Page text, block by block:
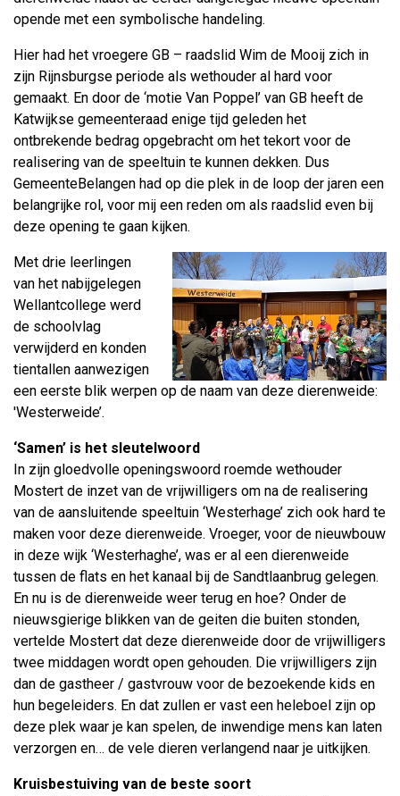
opende met een symbolische handeling.
Hier had het vroegere GB – raadslid Wim de Mooij zich in
zijn Rijnsburgse periode als wethouder al hard voor
gemaakt. En door de ‘motie Van Poppel’ van GB heeft de
Katwijkse gemeenteraad enige tijd geleden het
ontbrekende bedrag opgebracht om het tekort voor de
realisering van de speeltuin te kunnen dekken. Dus
GemeenteBelangen had op die plek in de loop der jaren een
belangrijke rol, voor mij een reden om als raadslid even bij
deze opening te gaan kijken.
Met drie leerlingen
van het nabijgelegen
Wellantcollege werd
de schoolvlag
verwijderd en konden
tientallen aanwezigen
een eerste blik werpen op de naam van deze dierenweide:
'Westerweide’.
‘Samen’ is het sleutelwoord
In zijn gloedvolle openingswoord roemde wethouder
Mostert de inzet van de vrijwilligers om na de realisering
van de aansluitende speeltuin ‘Westerhage’ zich ook hard te
maken voor deze dierenweide. Vroeger, voor de nieuwbouw
in deze wijk ‘Westerhaghe’, was er al een dierenweide
tussen de flats en het kanaal bij de Sandtlaanbrug gelegen.
En nu is de dierenweide weer terug en hoe? Onder de
nieuwsgierige blikken van de geiten die buiten stonden,
vertelde Mostert dat deze dierenweide door de vrijwilligers
twee middagen wordt open gehouden. Die vrijwilligers zijn
dan de gastheer / gastvrouw voor de bezoekende kids en
hun begeleiders. En dat zullen er vast een heleboel zijn op
deze plek waar je kan spelen, de inwendige mens kan laten
verzorgen en… de vele dieren verlangend naar je uitkijken.
Kruisbestuiving van de beste soort